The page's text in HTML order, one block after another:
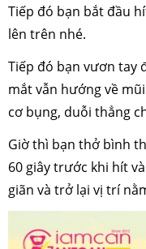
Tiếp đó bạn bắt đầu
lên trên nhé.
Tiếp đó bạn vươn tay
mắt vẫn hướng về
cơ bụng, duỗi thẳng
Giờ thì bạn thở bình
60 giây trước khi hít
giãn và trở lại vị trí